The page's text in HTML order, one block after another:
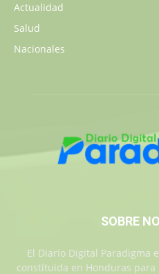
Actualidad
Salud
Nacionales
SOBRE
El Diario Digital Paradigma
constituida en Honduras